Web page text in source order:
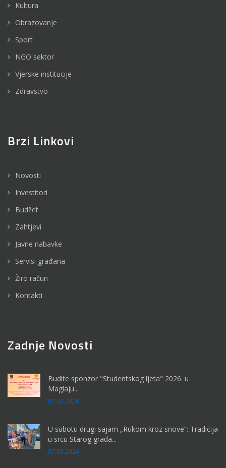
Kultura
Obrazovanje
Sport
NGO sektor
Vjerske institucije
Zdravstvo
Brzi Linkovi
Novosti
Investitori
Budžet
Zahtjevi
Javne nabavke
Servisi građana
Žiro račun
Kontakti
Zadnje Novosti
Budite sponzor "Studentskog ljeta" 2026. u
Maglaju...
07.08.2026
U subotu drugi sajam „Rukom kroz snove“: Tradicija
u srcu Starog grada...
07.08.2026